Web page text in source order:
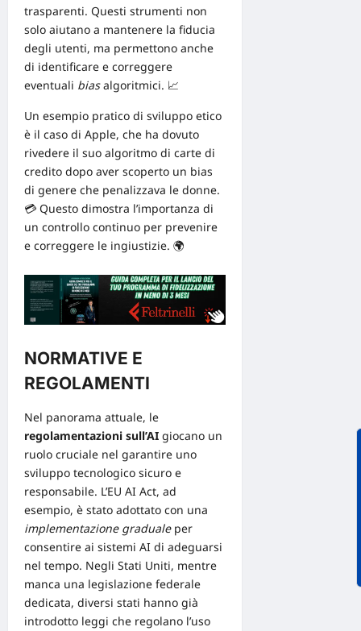
trasparenti. Questi strumenti non
solo aiutano a mantenere la fiducia
degli utenti, ma permettono anche
di identificare e correggere
eventuali biasalgoritmici. 📈
Un esempio pratico di sviluppo etico
è il caso di Apple, che ha dovuto
rivedere il suo algoritmo di carte di
credito dopo aver scoperto un bias
di genere che penalizzava le donne.
💳 Questo dimostra l’importanza di
un controllo continuo per prevenire
e correggere le ingiustizie. 🌍
NORMATIVE E
REGOLAMENTI
Nel panorama attuale, le
regolamentazioni sull’AI giocano un
ruolo cruciale nel garantire uno
sviluppo tecnologico sicuro e
responsabile. L’EU AI Act, ad
esempio, è stato adottato con una
implementazione gradualeper
consentire ai sistemi AI di adeguarsi
nel tempo. Negli Stati Uniti, mentre
manca una legislazione federale
dedicata, diversi stati hanno già
introdotto leggi che regolano l’uso